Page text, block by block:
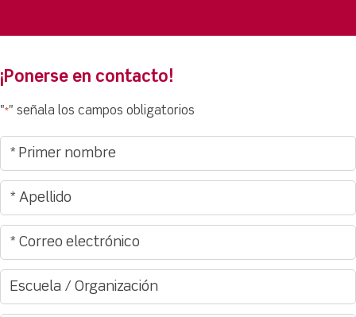
¡Ponerse en contacto!
"*" señala los campos obligatorios